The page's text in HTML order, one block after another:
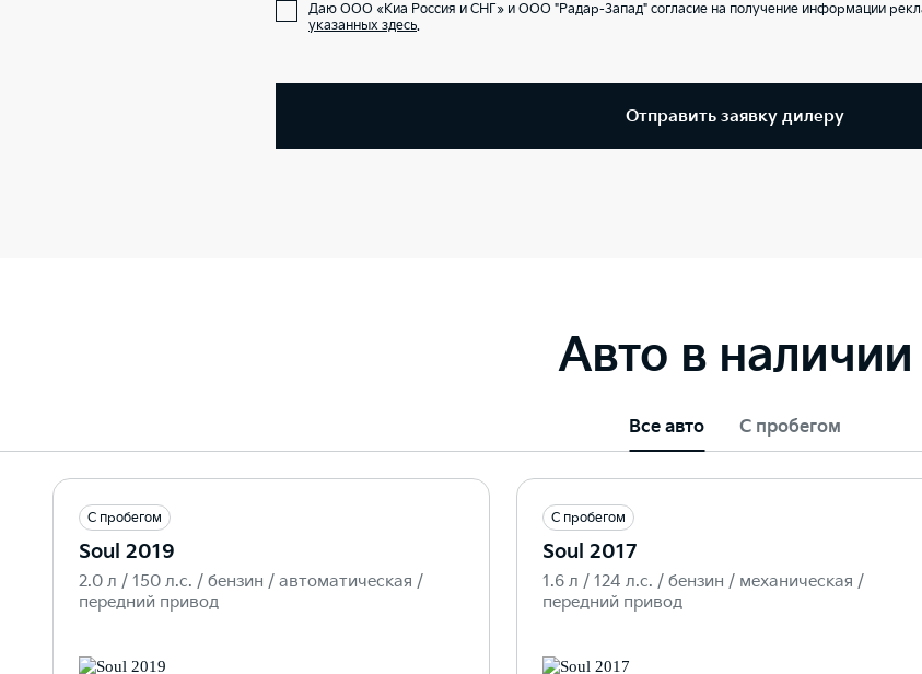
Даю ООО «Киа Россия и СНГ» и ООО "Радар-Запад" согласие на получение информации
указанных здесь.
Отправить заявку дилеру
Авто в наличии
Все авто С пробегом
С пробегом
Soul 2019
2.0 л / 150 л.c. / бензин / автоматическая /
передний привод
С пробегом
Soul 2017
1.6 л / 124 л.c. / бензин / механическая /
передний привод